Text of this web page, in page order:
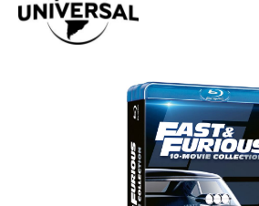
Bildergalerie überspringen